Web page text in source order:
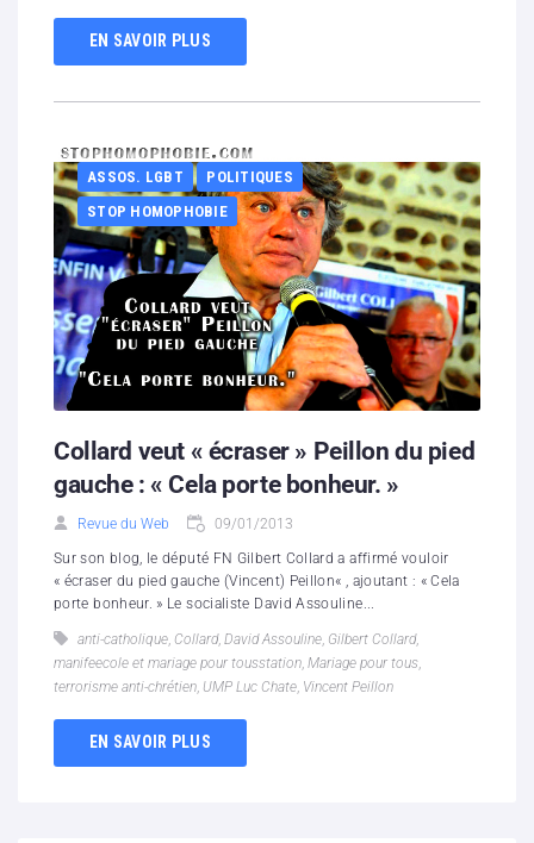
EN SAVOIR PLUS
ASSOS. LGBT
POLITIQUES
STOP HOMOPHOBIE
Collard veut « écraser » Peillon du pied
gauche : « Cela porte bonheur. »
Revue du Web 09/01/2013
Sur son blog, le député FN Gilbert Collard a affirmé vouloir
« écraser du pied gauche (Vincent) Peillon« , ajoutant : « Cela
porte bonheur. » Le socialiste David Assouline...
anti-catholique Collard, David Assouline Gilbert Collard,
manifeecole et mariage pour tousstation Mariage pour tous
terrorisme anti-chrétien UMP Luc Chate Vincent Peillon
EN SAVOIR PLUS